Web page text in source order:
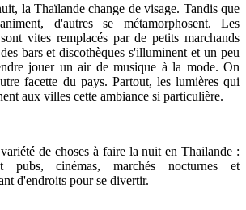
la Thaïlande change de visage. Tandis que
d'autres se métamorphosent. Les
vites remplacés par de petits marchands
bars et discothèques s'illuminent et un peu
jouer un air de musique à la mode. On
facette du pays. Partout, les lumières qui
aux villes cette ambiance si particulière.
de choses à faire la nuit en Thailande :
pubs, cinémas, marchés nocturnes et
d'endroits pour se divertir.